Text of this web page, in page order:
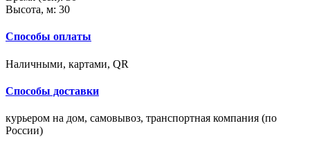
Высота, м: 30
Способы оплаты
Наличными, картами, QR
Способы доставки
курьером на дом, самовывоз, транспортная компания (по
России)